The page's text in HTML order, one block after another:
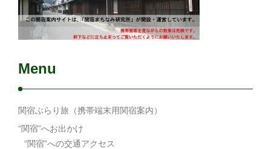
Menu
関宿ぶらり旅（携帯端末用関宿案内）
“関宿”へお出かけ
“関宿”への交通アクセス